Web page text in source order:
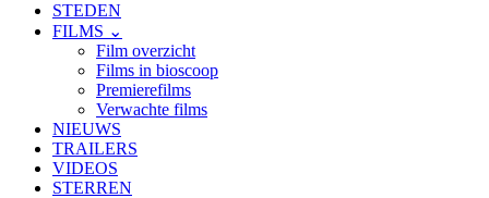
STEDEN
FILMS ⌄
Film overzicht
Films in bioscoop
Premierefilms
Verwachte films
NIEUWS
TRAILERS
VIDEOS
STERREN